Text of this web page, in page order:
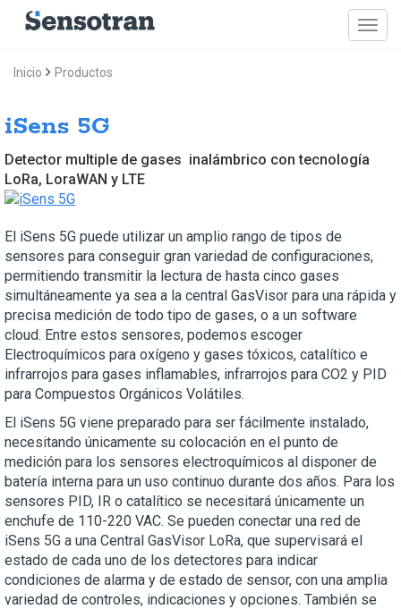
Inicio Productos
iSens 5G
Detector multiple de gases inalámbrico con tecnología
LoRa, LoraWAN y LTE
El iSens 5G puede utilizar un amplio rango de tipos de
sensores para conseguir gran variedad de configuraciones,
permitiendo transmitir la lectura de hasta cinco gases
simultáneamente ya sea a la central GasVisor para una rápida y
precisa medición de todo tipo de gases, o a un software
cloud. Entre estos sensores, podemos escoger
Electroquímicos para oxígeno y gases tóxicos, catalítico e
infrarrojos para gases inflamables, infrarrojos para CO2 y PID
para Compuestos Orgánicos Volátiles.
El iSens 5G viene preparado para ser fácilmente instalado,
necesitando únicamente su colocación en el punto de
medición para los sensores electroquímicos al disponer de
batería interna para un uso continuo durante dos años. Para los
sensores PID, IR o catalítico se necesitará únicamente un
enchufe de 110-220 VAC. Se pueden conectar una red de
iSens 5G a una Central GasVisor LoRa, que supervisará el
estado de cada uno de los detectores para indicar
condiciones de alarma y de estado de sensor, con una amplia
variedad de controles, indicaciones y opciones. También se